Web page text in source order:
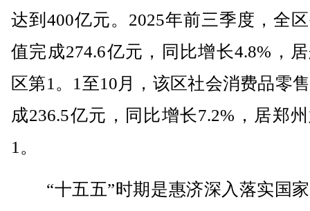
达到400亿元。2025年前三季度，全
值完成274.6亿元，同比增长4.8%，
区第1。1至10月，该区社会消费品零
成236.5亿元，同比增长7.2%，居郑
1。
“十五五”时期是惠济深入落实国